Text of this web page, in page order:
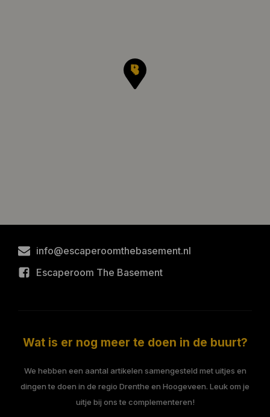
info@escaperoomthebasement.nl
Escaperoom The Basement
Wat is er nog meer te doen in de buurt?
We hebben een aantal artikelen samengesteld met uitjes en
dingen te doen in de regio Drenthe en Hoogeveen. Leuk om je
uitje bij ons te complementeren!